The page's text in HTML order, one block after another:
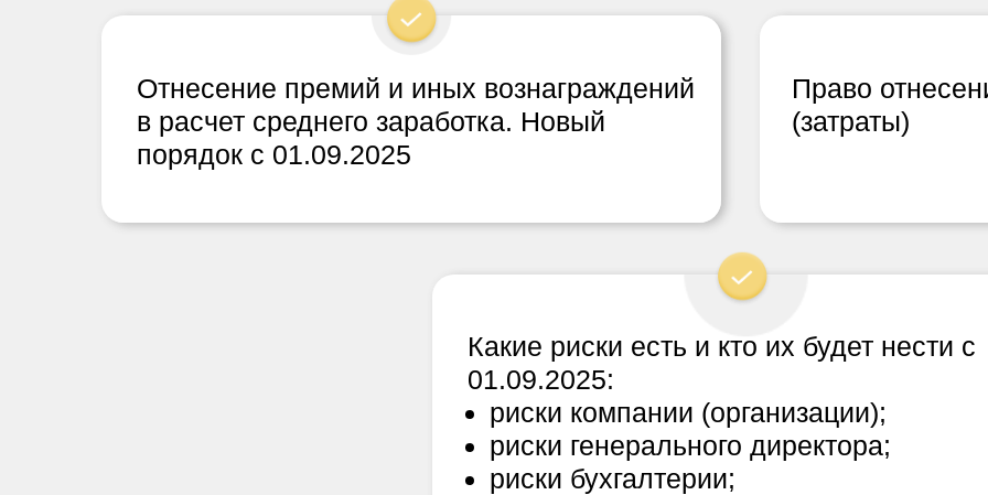
Отнесение премий и иных вознаграждений
в расчет среднего заработка. Новый
порядок с 01.09.2025
Какие риски есть и кто их будет нести с
01.09.2025:
риски компании (организации);
риски генерального директора;
риски бухгалтерии;
Право
(затраты)